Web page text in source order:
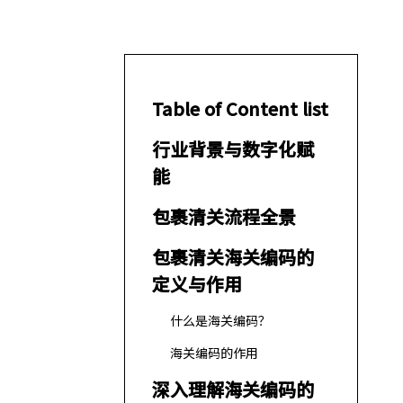
Table of Content list
行业背景与数字化赋
能
包裹清关流程全景
包裹清关海关编码的
定义与作用
什么是海关编码？
海关编码的作用
深入理解海关编码的